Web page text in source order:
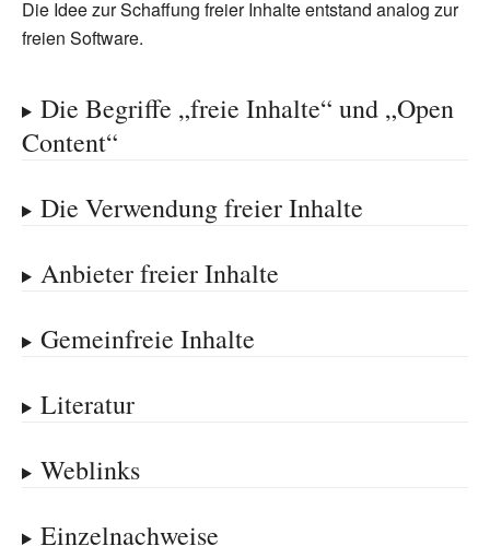
Die Idee zur Schaffung freier Inhalte entstand analog zur
freien Software.
Die Begriffe „freie Inhalte“ und „Open
Content“
Die Verwendung freier Inhalte
Anbieter freier Inhalte
Gemeinfreie Inhalte
Literatur
Weblinks
Einzelnachweise